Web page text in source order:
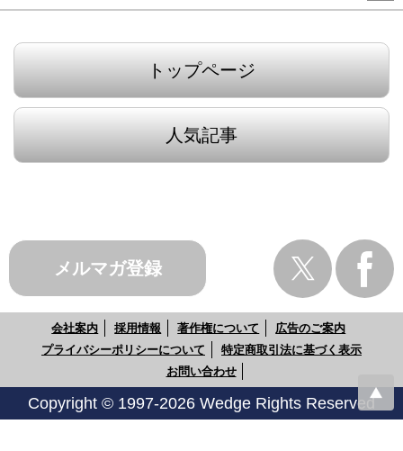
トップページ
人気記事
メルマガ登録
会社案内 採用情報 著作権について
広告のご案内
プライバシーポリシーについて
特定商取引法に基づく表示
お問い合わせ
Copyright © 1997-2026 Wedge Rights Reserved